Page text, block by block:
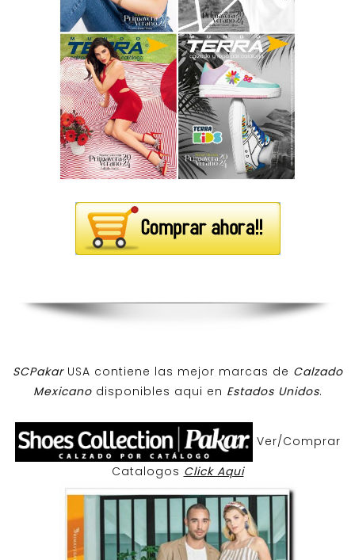
SCPakar USA contiene las mejor marcas de Calzado
Mexicanodisponibles aqui en Estados Unidos.
Ver/Comprar
Catalogos Click Aqui